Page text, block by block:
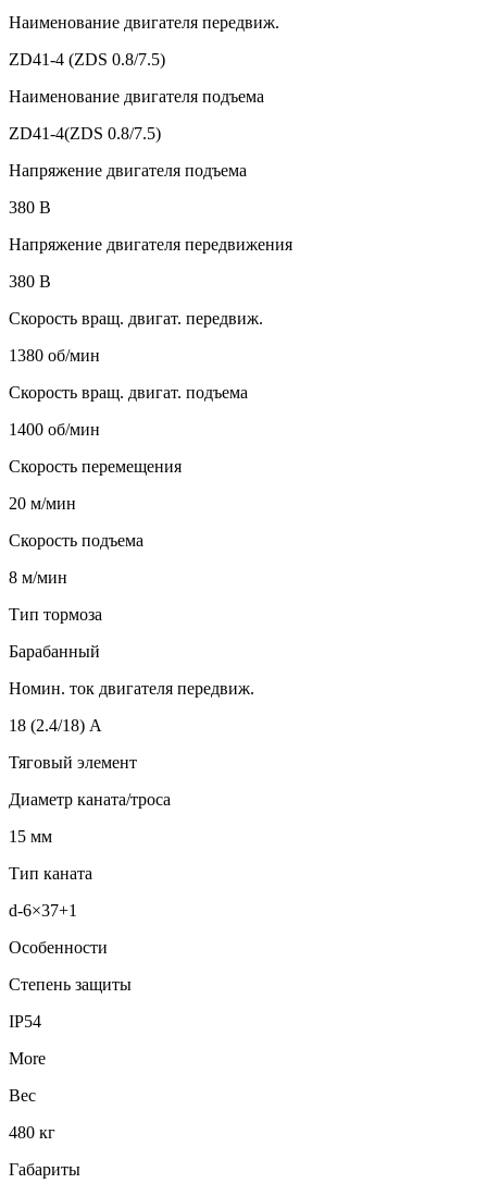
Наименование двигателя передвиж.
ZD41-4 (ZDS 0.8/7.5)
Наименование двигателя подъема
ZD41-4(ZDS 0.8/7.5)
Напряжение двигателя подъема
380 В
Напряжение двигателя передвижения
380 В
Скорость вращ. двигат. передвиж.
1380 об/мин
Скорость вращ. двигат. подъема
1400 об/мин
Скорость перемещения
20 м/мин
Скорость подъема
8 м/мин
Тип тормоза
Барабанный
Номин. ток двигателя передвиж.
18 (2.4/18) А
Тяговый элемент
Диаметр каната/троса
15 мм
Тип каната
d-6×37+1
Особенности
Степень защиты
IP54
More
Вес
480 кг
Габариты